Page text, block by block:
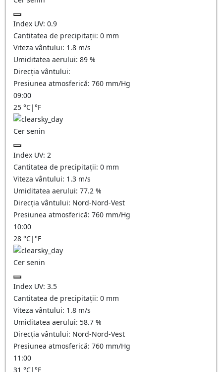
Index UV: 0.9
Cantitatea de precipitații: 0 mm
Viteza vântului: 1.8 m/s
Umiditatea aerului: 89 %
Direcția vântului:
Presiunea atmosferică: 760 mm/Hg
09:00
25 °C|°F
Cer senin
Index UV: 2
Cantitatea de precipitații: 0 mm
Viteza vântului: 1.3 m/s
Umiditatea aerului: 77.2 %
Direcția vântului: Nord-Nord-Vest
Presiunea atmosferică: 760 mm/Hg
10:00
28 °C|°F
Cer senin
Index UV: 3.5
Cantitatea de precipitații: 0 mm
Viteza vântului: 1.8 m/s
Umiditatea aerului: 58.7 %
Direcția vântului: Nord-Nord-Vest
Presiunea atmosferică: 760 mm/Hg
11:00
31 °C|°F